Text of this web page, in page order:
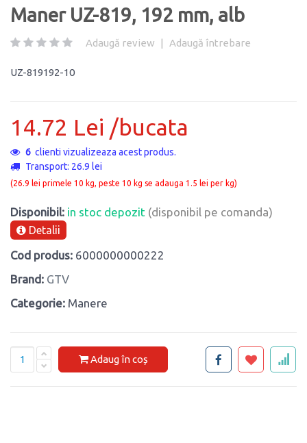
Maner UZ-819, 192 mm, alb
Adaugă review | Adaugă întrebare
UZ-819192-10
14.72 Lei /bucata
6 clienti vizualizeaza acest produs.
Transport: 26.9 lei
(26.9 lei primele 10 kg, peste 10 kg se adauga 1.5 lei per kg)
Disponibil: in stoc depozit (disponibil pe comanda)
Detalii
Cod produs: 6000000000222
Brand: GTV
Categorie: Manere
Adaug în coș